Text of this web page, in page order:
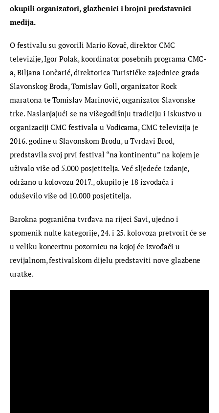
okupili organizatori, glazbenici i brojni predstavnici
medija.
O festivalu su govorili Mario Kovač, direktor CMC
televizije, Igor Polak, koordinator posebnih programa CMC-
a, Biljana Lončarić, direktorica Turističke zajednice grada
Slavonskog Broda, Tomislav Goll, organizator Rock
maratona te Tomislav Marinović, organizator Slavonske
trke. Naslanjajući se na višegodišnju tradiciju i iskustvo u
organizaciji CMC festivala u Vodicama, CMC televizija je
2016. godine u Slavonskom Brodu, u Tvrđavi Brod,
predstavila svoj prvi festival “na kontinentu” na kojem je
uživalo više od 5.000 posjetitelja. Već sljedeće izdanje,
održano u kolovozu 2017., okupilo je 18 izvođača i
oduševilo više od 10.000 posjetitelja.
Barokna pogranična tvrđava na rijeci Savi, ujedno i
spomenik nulte kategorije, 24. i 25. kolovoza pretvorit će se
u veliku koncertnu pozornicu na kojoj će izvođači u
revijalnom, festivalskom dijelu predstaviti nove glazbene
uratke.